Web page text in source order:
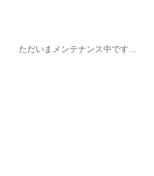
ただいまメンテナンス中です…